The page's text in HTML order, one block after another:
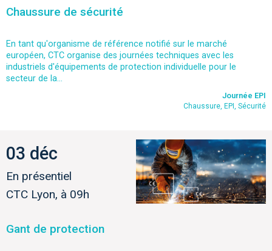
Chaussure de sécurité
En tant qu'organisme de référence notifié sur le marché
européen, CTC organise des journées techniques avec les
industriels d'équipements de protection individuelle pour le
secteur de la...
Journée EPI
Chaussure, EPI, Sécurité
03 déc
En présentiel
CTC Lyon, à 09h
Gant de protection